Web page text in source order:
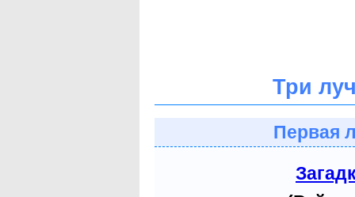
Три
Первая